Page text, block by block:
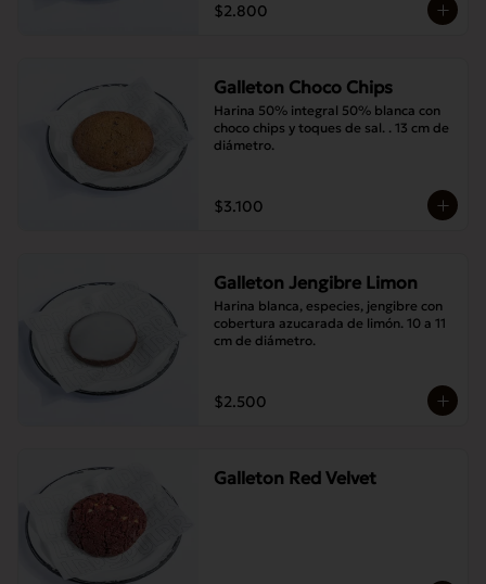
$2.800
Galleton Choco Chips
Harina 50% integral 50% blanca con
choco chips y toques de sal. . 13 cm de
diámetro.
$3.100
Galleton Jengibre Limon
Harina blanca, especies, jengibre con
cobertura azucarada de limón. 10 a 11
cm de diámetro.
$2.500
Galleton Red Velvet